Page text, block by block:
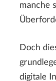
manche
Doch
digitale